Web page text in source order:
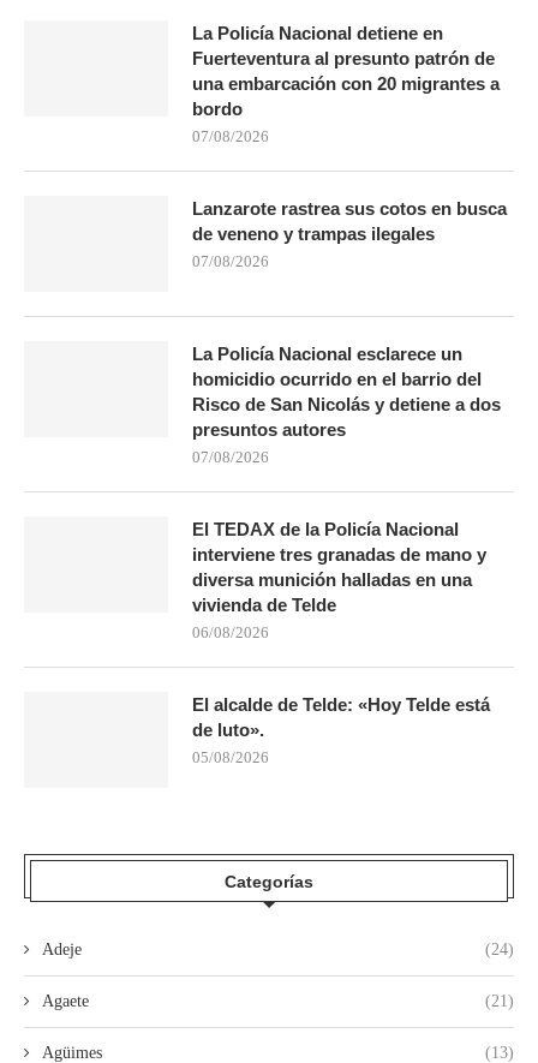
La Policía Nacional detiene en
Fuerteventura al presunto patrón de
una embarcación con 20 migrantes a
bordo
07/08/2026
Lanzarote rastrea sus cotos en busca
de veneno y trampas ilegales
07/08/2026
La Policía Nacional esclarece un
homicidio ocurrido en el barrio del
Risco de San Nicolás y detiene a dos
presuntos autores
07/08/2026
El TEDAX de la Policía Nacional
interviene tres granadas de mano y
diversa munición halladas en una
vivienda de Telde
06/08/2026
El alcalde de Telde: «Hoy Telde está
de luto».
05/08/2026
Categorías
Adeje (24)
Agaete (21)
Agüimes (13)